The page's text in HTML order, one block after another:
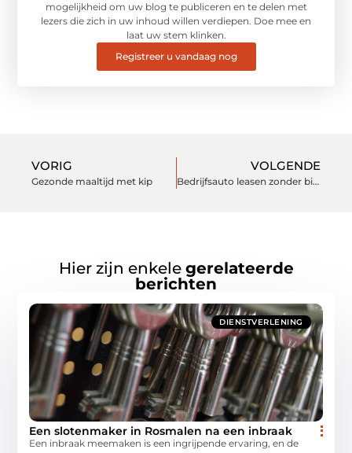
mogelijkheid om uw blog te publiceren en te delen met
lezers die zich in uw inhoud willen verdiepen. Doe mee en
laat uw stem klinken.
Registreer u vandaag nog
VORIG
Gezonde maaltijd met kip
VOLGENDE
Bedrijfsauto leasen zonder bijtelling
Hier zijn enkele gerelateerde
berichten
DIENSTVERLENING
Een slotenmaker in Rosmalen na een inbraak
Een inbraak meemaken is een ingrijpende ervaring, en de